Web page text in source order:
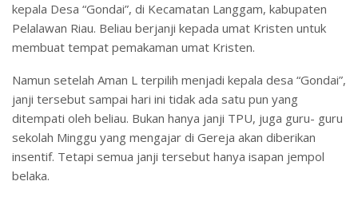
kepala Desa “Gondai”, di Kecamatan Langgam, kabupaten
Pelalawan Riau. Beliau berjanji kepada umat Kristen untuk
membuat tempat pemakaman umat Kristen.
Namun setelah Aman L terpilih menjadi kepala desa “Gondai”,
janji tersebut sampai hari ini tidak ada satu pun yang
ditempati oleh beliau. Bukan hanya janji TPU, juga guru- guru
sekolah Minggu yang mengajar di Gereja akan diberikan
insentif. Tetapi semua janji tersebut hanya isapan jempol
belaka.